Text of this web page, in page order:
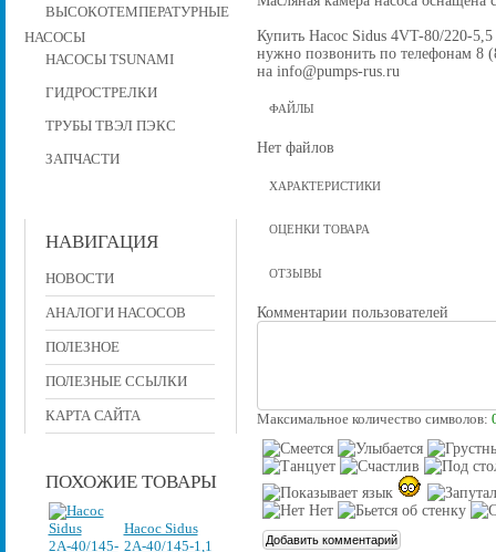
ВЫСОКОТЕМПЕРАТУРНЫЕ
НАСОСЫ
НАСОСЫ TSUNAMI
ГИДРОСТРЕЛКИ
ТРУБЫ ТВЭЛ ПЭКС
ЗАПЧАСТИ
НАВИГАЦИЯ
НОВОСТИ
АНАЛОГИ НАСОСОВ
ПОЛЕЗНОЕ
ПОЛЕЗНЫЕ ССЫЛКИ
КАРТА САЙТА
ПОХОЖИЕ ТОВАРЫ
Насос Sidus
2А-40/145-1,1
Купить Насос Sidus 4VT-80/220-
нужно позвонить по телефонам 8
на info@pumps-rus.ru
ФАЙЛЫ
Нет файлов
ХАРАКТЕРИСТИКИ
ОЦЕНКИ ТОВАРА
ОТЗЫВЫ
Комментарии пользователей
Максимальное количество символов: